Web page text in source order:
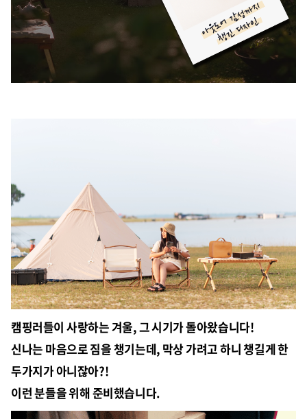
캠핑러들이 사랑하는 겨울, 그 시기가 돌아왔습니다!
신나는 마음으로 짐을 챙기는데, 막상 가려고 하니 챙길게 한
두가지가 아니잖아?!
이런 분들을 위해 준비했습니다.